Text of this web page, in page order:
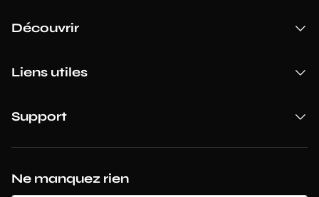
Ne manquez rien
Découvrir
Liens utiles
Support